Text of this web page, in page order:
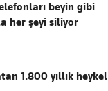
beyin gibi
her şeyi siliyor
1.800 yıllık heykel